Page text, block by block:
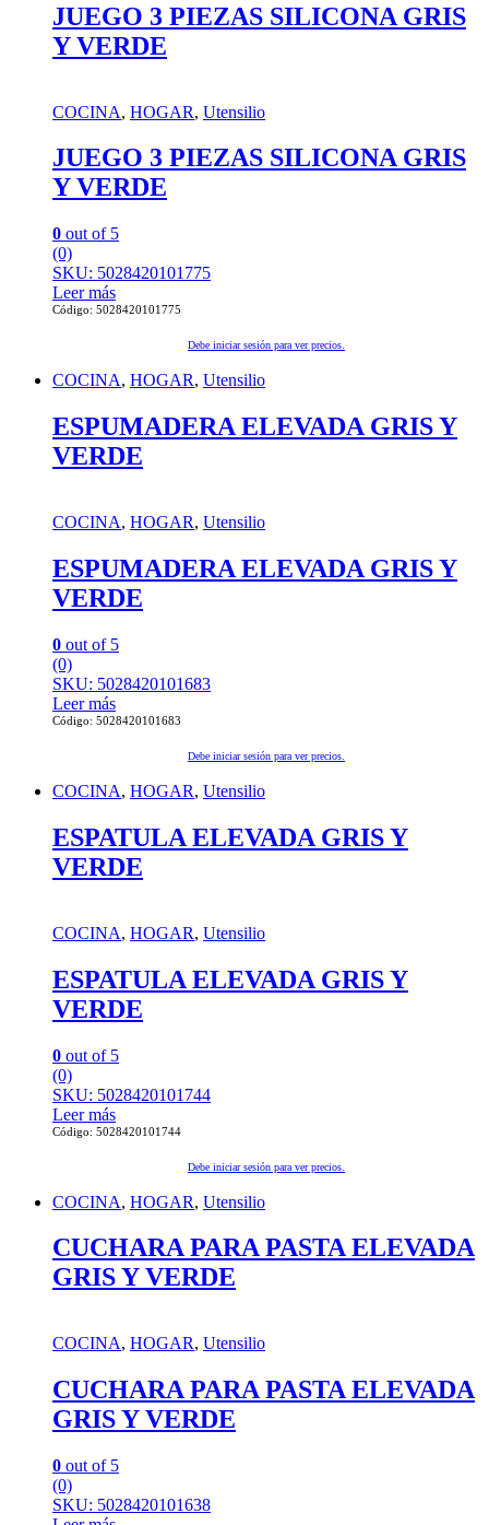
JUEGO 3 PIEZAS SILICONA GRIS
Y VERDE
COCINA, HOGAR, Utensilio
JUEGO 3 PIEZAS SILICONA GRIS
Y VERDE
0 out of 5
(0)
SKU: 5028420101775
Leer más
Código: 5028420101775
Debe iniciar sesión para ver precios.
COCINA, HOGAR, Utensilio
ESPUMADERA ELEVADA GRIS Y
VERDE
COCINA, HOGAR, Utensilio
ESPUMADERA ELEVADA GRIS Y
VERDE
0 out of 5
(0)
SKU: 5028420101683
Leer más
Código: 5028420101683
Debe iniciar sesión para ver precios.
COCINA, HOGAR, Utensilio
ESPATULA ELEVADA GRIS Y
VERDE
COCINA, HOGAR, Utensilio
ESPATULA ELEVADA GRIS Y
VERDE
0 out of 5
(0)
SKU: 5028420101744
Leer más
Código: 5028420101744
Debe iniciar sesión para ver precios.
COCINA, HOGAR, Utensilio
CUCHARA PARA PASTA ELEVADA
GRIS Y VERDE
COCINA, HOGAR, Utensilio
CUCHARA PARA PASTA ELEVADA
GRIS Y VERDE
0 out of 5
(0)
SKU: 5028420101638